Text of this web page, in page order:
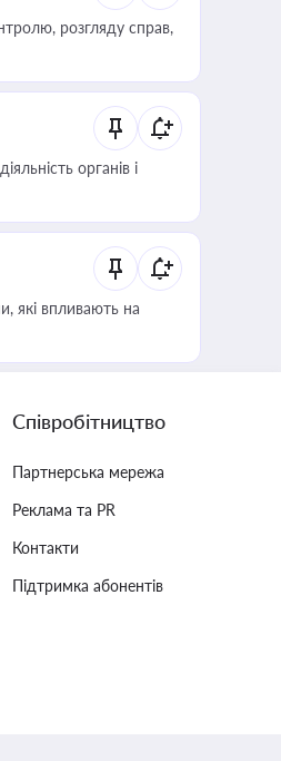
розгляду справ,
органів і
які впливають на
Співробітництво
Партнерська мережа
Реклама та PR
Контакти
Підтримка абонентів